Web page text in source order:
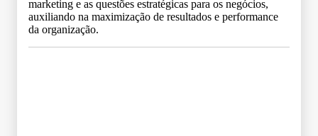
marketing e as questões estratégicas para os negócios,
auxiliando na maximização de resultados e performance
da organização.